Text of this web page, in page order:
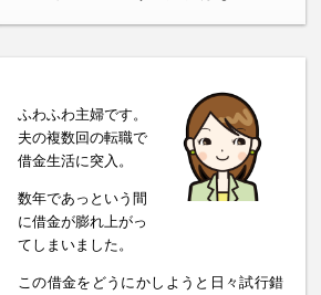
ふわふわ主婦です。
夫の複数回の転職で
借金生活に突入。
数年であっという間
に借金が膨れ上がっ
てしまいました。
この借金をどうにかしようと日々試行錯